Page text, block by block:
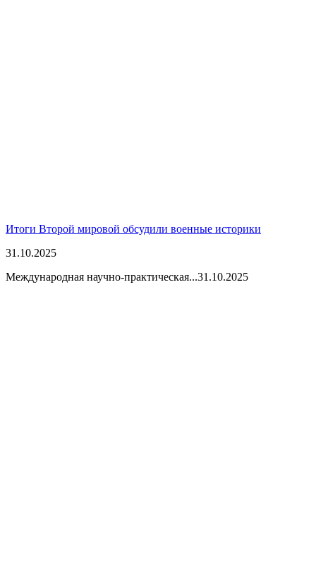
Итоги Второй мировой обсудили военные историки
31.10.2025
Международная научно-практическая...31.10.2025